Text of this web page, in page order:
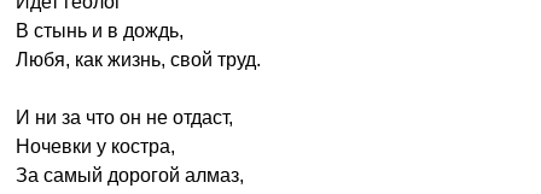
В стынь и в дождь,
Любя, как жизнь, свой труд.
И ни за что он не отдаст,
Ночевки у костра,
За самый дорогой алмаз,